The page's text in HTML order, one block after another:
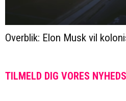
Overblik: Elon Musk vil
TILMELD DIG VORES